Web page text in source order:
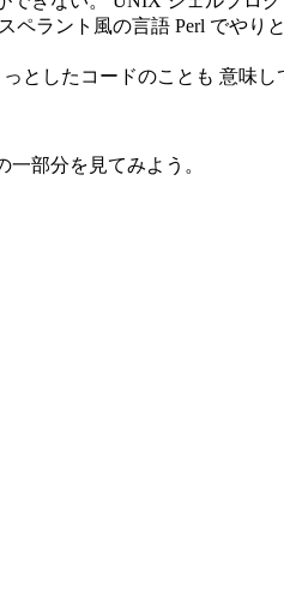
ラント風の言語 Perl でやり
としたコードのことも 意味し
部分を見てみよう。